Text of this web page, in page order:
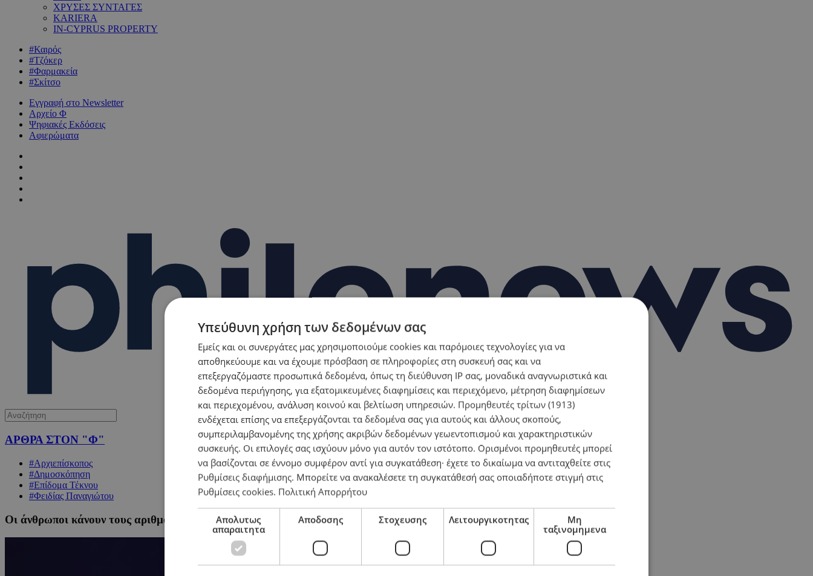
ΧΡΥΣΕΣ ΣΥΝΤΑΓΕΣ
KARIERA
IN-CYPRUS PROPERTY
#Καιρός
#Τζόκερ
#Φαρμακεία
#Σκίτσο
Εγγραφή στο Newsletter
Αρχείο Φ
Ψηφιακές Εκδόσεις
Αφιερώματα
ΑΡΘΡΑ ΣΤΟΝ "Φ"
#Αρχιεπίσκοπος
#Δημοσκόπηση
#Επίδομα Τέκνου
#Φειδίας Παναγιώτου
Οι άνθρωποι κάνουν τους αριθμούς*
Υπεύθυνη χρήση των δεδομένων σας
Εμείς και οι συνεργάτες μας χρησιμοποιούμε cookies και παρόμοιες τεχνολογίες για να
αποθηκεύουμε και να έχουμε πρόσβαση σε πληροφορίες στη συσκευή σας και να
επεξεργαζόμαστε προσωπικά δεδομένα, όπως τη διεύθυνση IP σας, μοναδικά αναγνωριστικά και
δεδομένα περιήγησης, για εξατομικευμένες διαφημίσεις και περιεχόμενο, μέτρηση διαφημίσεων
και περιεχομένου, ανάλυση κοινού και βελτίωση υπηρεσιών. Προμηθευτές τρίτων (1913)
ενδέχεται επίσης να επεξεργάζονται τα δεδομένα σας για αυτούς και άλλους σκοπούς,
συμπεριλαμβανομένης της χρήσης ακριβών δεδομένων γεωεντοπισμού και χαρακτηριστικών
συσκευής. Οι επιλογές σας ισχύουν μόνο για αυτόν τον ιστότοπο. Ορισμένοι προμηθευτές μπορεί
να βασίζονται σε έννομο συμφέρον αντί για συγκατάθεση· έχετε το δικαίωμα να αντιταχθείτε στις
Ρυθμίσεις διαφήμισης. Μπορείτε να ανακαλέσετε τη συγκατάθεσή σας οποιαδήποτε στιγμή στις
Ρυθμίσεις cookies. Πολιτική Απορρήτου
Απολυτως
απαραιτητα
Αποδοσης Στοχευσης Λειτουργικοτητας
Μη
ταξινομημενα